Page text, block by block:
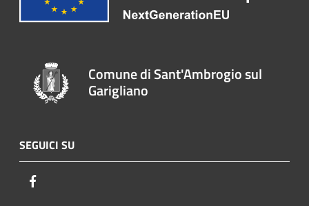
Comune di Sant'Ambrogio sul
Garigliano
SEGUICI SU